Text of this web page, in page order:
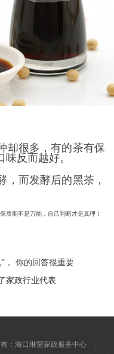
却很多，有的茶有保
反而越好。
，而发酵后的黑茶，
质期不是万能，自己判断才是真理！
， 你的回答很重要
家政行业代表
有：海口琳荣家政服务中心